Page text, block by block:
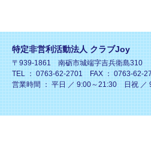
特定非営利活動法人 クラブJoy
〒939-1861 南砺市城端字吉兵衛島310
TEL ： 0763-62-2701 FAX ： 0763-62-
営業時間 ： 平日 ／ 9:00～21:30 日祝 ／